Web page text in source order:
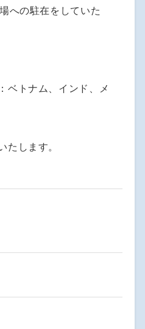
への駐在をしていた
ベトナム、インド、メ
たします。